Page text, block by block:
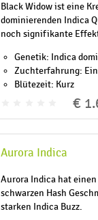
Black Widow ist eine
dominierenden Indica
noch signifikante
Genetik: Indica
Zuchterfahrung:
Blütezeit: Kurz
€
Aurora Indica
Aurora Indica hat
schwarzen Hash
starken Indica Buzz.